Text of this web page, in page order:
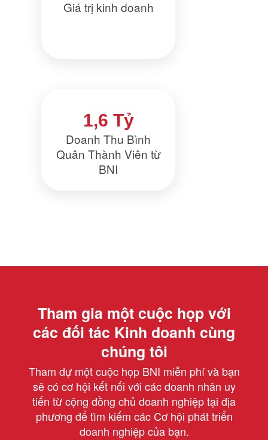
Giá trị kinh doanh
1,6 Tỷ
Doanh Thu Bình
Quân Thành Viên từ
BNI
Tham gia một cuộc họp với
các đối tác Kinh doanh cùng
chúng tôi
Tham dự một cuộc họp BNI miễn phí và bạn
sẽ có cơ hội kết nối với các doanh nhân uy
tiến từ cộng đồng chủ doanh nghiệp tại địa
phương để tìm kiếm các Cơ hội phát triển
doanh nghiệp của bạn.